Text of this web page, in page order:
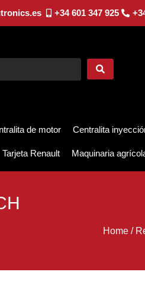
+34 601 347 925
de motor Centralita
Tarjeta Renault Maquinaria
Home/